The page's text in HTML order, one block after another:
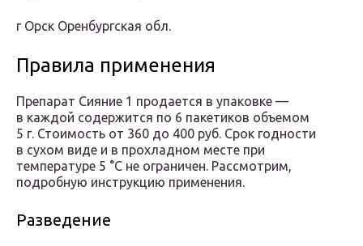
г Орск Оренбургская обл.
Правила применения
Препарат Сияние 1 продается в упаковке —
в каждой содержится по 6 пакетиков объемом
5 г. Стоимость от 360 до 400 руб. Срок годности
в сухом виде и в прохладном месте при
температуре 5 °C не ограничен. Рассмотрим,
подробную инструкцию применения.
Разведение